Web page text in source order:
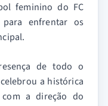
feminino do FC
enfrentar os
de todo o
a histórica
a direção do